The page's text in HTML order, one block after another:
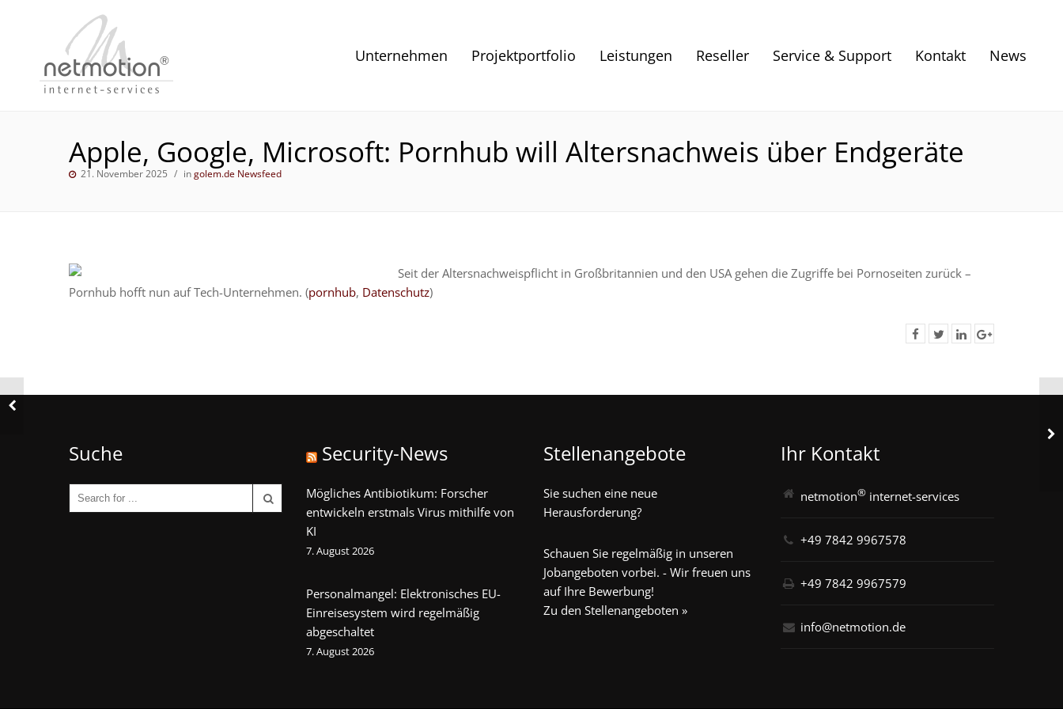
Unternehmen Projektportfolio Leistungen Reseller Service & Support Kontakt News
Apple, Google, Microsoft: Pornhub will Altersnachweis über Endgeräte
21. November 2025 ingolem.de Newsfeed
Seit der Altersnachweispflicht in Großbritannien und den USA gehen die Zugriffe bei Pornoseiten zurück –
Pornhub hofft nun auf Tech-Unternehmen. (pornhub, Datenschutz)
Suche Security-News
Mögliches Antibiotikum: Forscher
entwickeln erstmals Virus mithilfe von
KI
7. August 2026
Personalmangel: Elektronisches EU-
Einreisesystem wird regelmäßig
abgeschaltet
7. August 2026
Stellenangebote
Sie suchen eine neue
Herausforderung?
Schauen Sie regelmäßig in unseren
Jobangeboten vorbei. - Wir freuen uns
auf Ihre Bewerbung!
Zu den Stellenangeboten »
Ihr Kontakt
netmotion® internet-services
+49 7842 9967578
+49 7842 9967579
info@netmotion.de